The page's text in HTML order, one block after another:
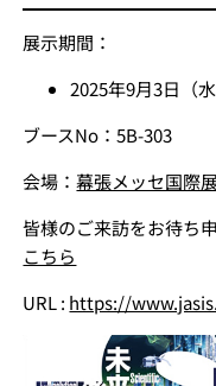
展示期間：
2025年9月3日（
ブースNo：5B-303
会場：幕張メッセ国際
皆様のご来訪をお待ち
こちら
URL : https://